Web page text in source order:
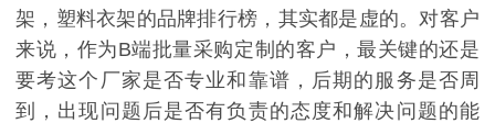
架，塑料衣架的品牌排行榜，其实都是虚的。对客户
来说，作为B端批量采购定制的客户，最关键的还是
要考这个厂家是否专业和靠谱，后期的服务是否周
到，出现问题后是否有负责的态度和解决问题的能